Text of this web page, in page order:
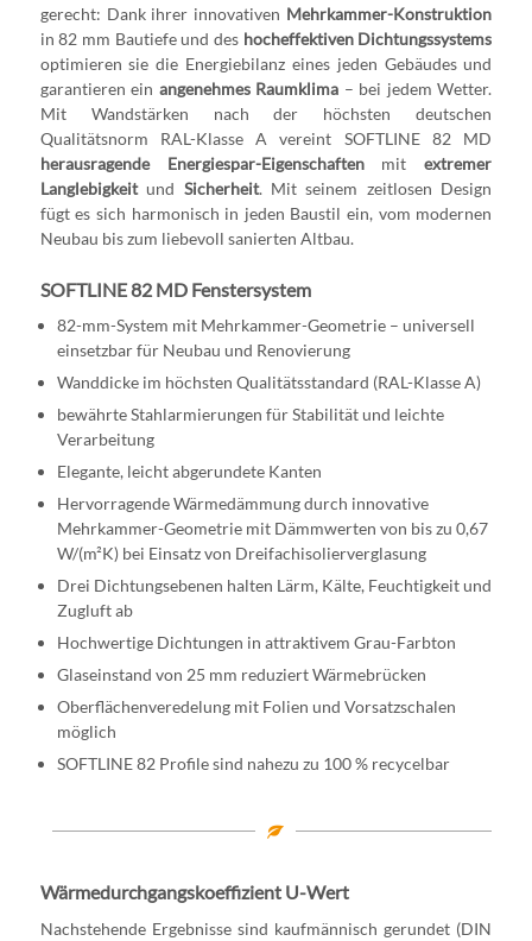
gerecht: Dank ihrer innovativen Mehrkammer-Konstruktion
in 82 mm Bautiefe und des hocheffektiven Dichtungssystems
optimieren sie die Energiebilanz eines jeden Gebäudes und
garantieren ein angenehmes Raumklima – bei jedem Wetter.
Mit Wandstärken nach der höchsten deutschen
Qualitätsnorm RAL-Klasse A vereint SOFTLINE 82 MD
herausragende Energiespar-Eigenschaftenmitextremer
Langlebigkeitund Sicherheit. Mit seinem zeitlosen Design
fügt es sich harmonisch in jeden Baustil ein, vom modernen
Neubau bis zum liebevoll sanierten Altbau.
SOFTLINE 82 MD Fenstersystem
82-mm-System mit Mehrkammer-Geometrie – universell
einsetzbar für Neubau und Renovierung
Wanddicke im höchsten Qualitätsstandard (RAL-Klasse A)
bewährte Stahlarmierungen für Stabilität und leichte
Verarbeitung
Elegante, leicht abgerundete Kanten
Hervorragende Wärmedämmung durch innovative
Mehrkammer-Geometrie mit Dämmwerten von bis zu 0,67
W/(m²K) bei Einsatz von Dreifachisolierverglasung
Drei Dichtungsebenen halten Lärm, Kälte, Feuchtigkeit und
Zugluft ab
Hochwertige Dichtungen in attraktivem Grau-Farbton
Glaseinstand von 25 mm reduziert Wärmebrücken
Oberflächenveredelung mit Folien und Vorsatzschalen
möglich
SOFTLINE 82 Profile sind nahezu zu 100 % recycelbar
Wärmedurchgangskoeffizient U-Wert
Nachstehende Ergebnisse sind kaufmännisch gerundet (DIN